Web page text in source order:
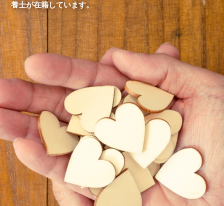
養士が在籍しています。